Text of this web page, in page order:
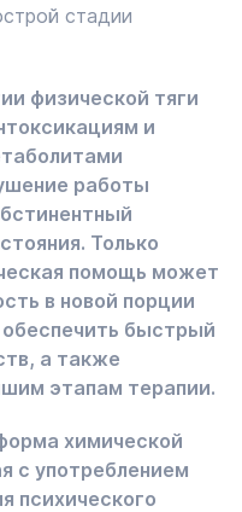
стадии
физической тяги
и
работы
Только
помощь может
в новой порции
обеспечить быстрый
а также
этапам терапии.
химической
с употреблением
психического